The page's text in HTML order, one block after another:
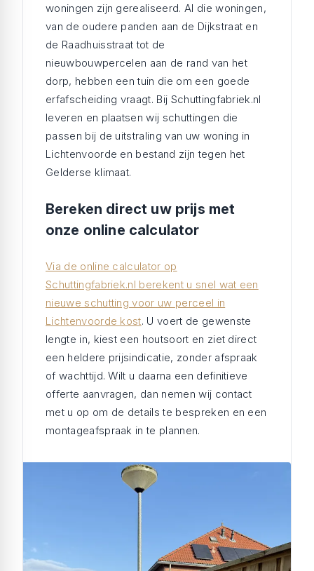
woningen zijn gerealiseerd. Al die woningen,
van de oudere panden aan de Dijkstraat en
de Raadhuisstraat tot de
nieuwbouwpercelen aan de rand van het
dorp, hebben een tuin die om een goede
erfafscheiding vraagt. Bij Schuttingfabriek.nl
leveren en plaatsen wij schuttingen die
passen bij de uitstraling van uw woning in
Lichtenvoorde en bestand zijn tegen het
Gelderse klimaat.
Bereken direct uw prijs met
onze online calculator
Via de online calculator op
Schuttingfabriek.nl berekent u snel wat een
nieuwe schutting voor uw perceel in
Lichtenvoorde kost. U voert de gewenste
lengte in, kiest een houtsoort en ziet direct
een heldere prijsindicatie, zonder afspraak
of wachttijd. Wilt u daarna een definitieve
offerte aanvragen, dan nemen wij contact
met u op om de details te bespreken en een
montageafspraak in te plannen.